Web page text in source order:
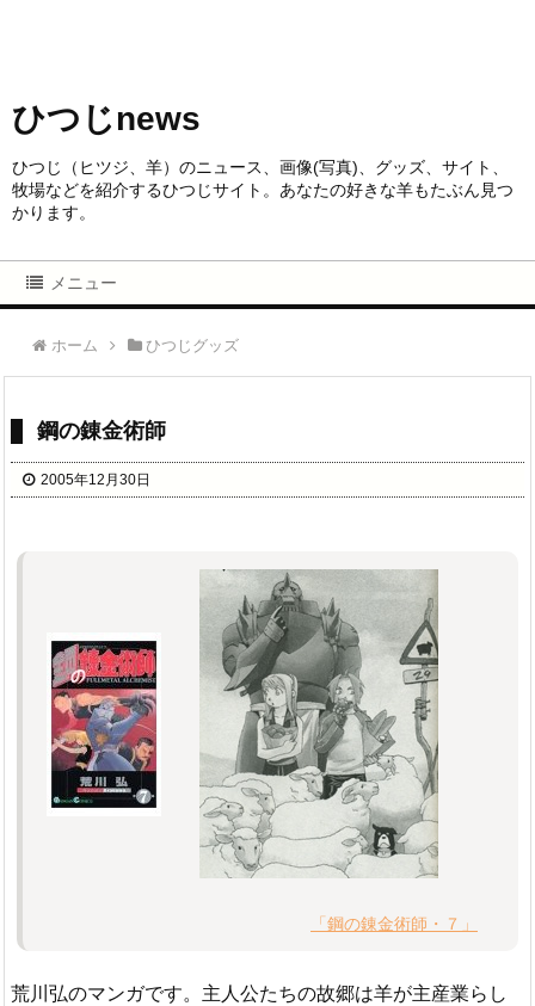
ひつじnews
ひつじ（ヒツジ、羊）のニュース、画像(写真)、グッズ、サイト、
牧場などを紹介するひつじサイト。あなたの好きな羊もたぶん見つ
かります。
メニュー
ホーム ひつじグッズ
鋼の錬金術師
2005年12月30日
「鋼の錬金術師・７」
荒川弘のマンガです。主人公たちの故郷は羊が主産業らし